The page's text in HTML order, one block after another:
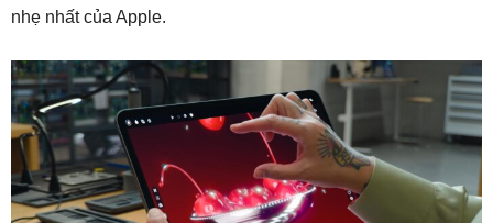
nhẹ nhất của Apple.